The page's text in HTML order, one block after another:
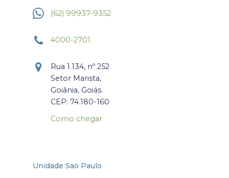
(62) 99937-9352
4000-2701
Rua 1.134, nº 252
Setor Marista,
Goiânia, Goiás.
CEP: 74.180-160
Como chegar
Unidade Sao Paulo